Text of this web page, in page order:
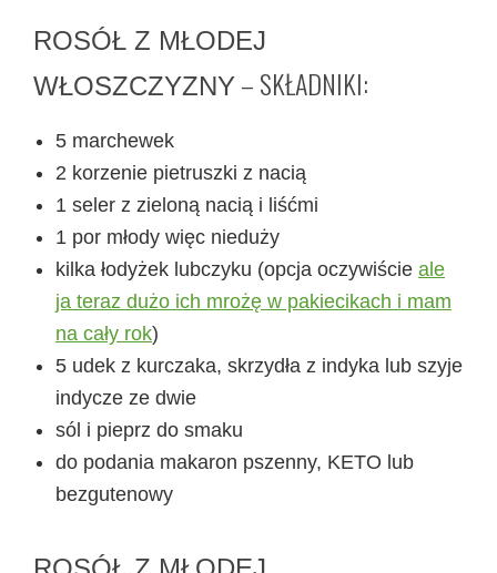
ROSÓŁ Z MŁODEJ
WŁOSZCZYZNY – SKŁADNIKI:
5 marchewek
2 korzenie pietruszki z nacią
1 seler z zieloną nacią i liśćmi
1 por młody więc nieduży
kilka łodyżek lubczyku (opcja oczywiście ale
ja teraz dużo ich mrożę w pakiecikach i mam
na cały rok)
5 udek z kurczaka, skrzydła z indyka lub szyje
indycze ze dwie
sól i pieprz do smaku
do podania makaron pszenny, KETO lub
bezgutenowy